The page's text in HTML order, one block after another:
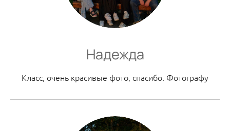
Надежда
Класс, очень красивые фото, спасибо. Фотографу